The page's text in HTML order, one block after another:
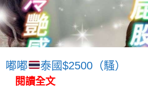
嘟嘟 泰國$2500（騷）
閱讀全文